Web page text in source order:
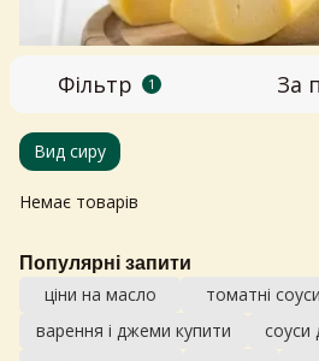
Фільтр 1 За
Вид сиру
Немає товарів
Популярні запити
ціни на масло томатні соуси
варення і джеми купити
соуси